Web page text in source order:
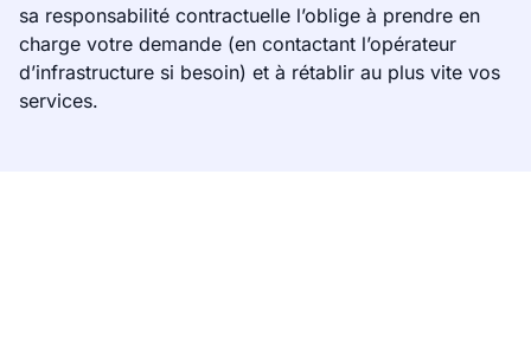
sa responsabilité contractuelle l’oblige à prendre en
charge votre demande (en contactant l’opérateur
d’infrastructure si besoin) et à rétablir au plus vite vos
services.